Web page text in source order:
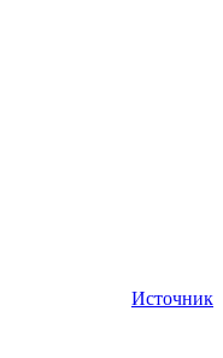
Источник